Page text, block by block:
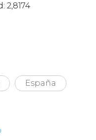
2,8174
España